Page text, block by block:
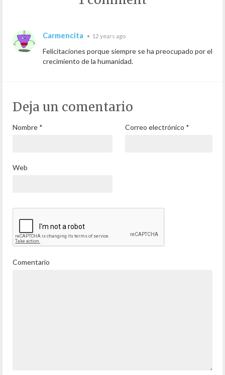
Carmencita • 12 years ago
Felicitaciones porque siempre se ha preocupado por el
crecimiento de la humanidad.
Deja un comentario
Nombre * Correo electrónico *
Web
Comentario